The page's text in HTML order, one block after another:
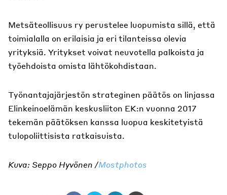
Metsäteollisuus ry perustelee luopumista sillä, että
toimialalla on erilaisia ja eri tilanteissa olevia
yrityksiä. Yritykset voivat neuvotella palkoista ja
työehdoista omista lähtökohdistaan.
Työnantajajärjestön strateginen päätös on linjassa
Elinkeinoelämän keskusliiton EK:n vuonna 2017
tekemän päätöksen kanssa luopua keskitetyistä
tulopoliittisista ratkaisuista.
Kuva: Seppo Hyvönen /Mostphotos